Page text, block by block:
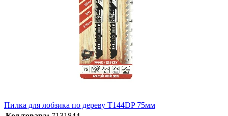
Пилка для лобзика по дереву T144DP 75мм